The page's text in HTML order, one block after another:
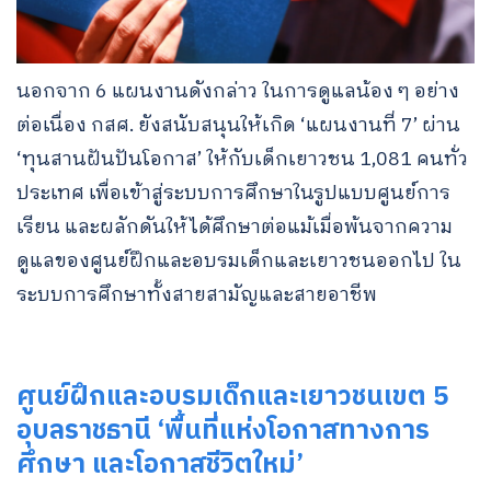
นอกจาก 6 แผนงานดังกล่าว ในการดูแลน้อง ๆ อย่าง
ต่อเนื่อง กสศ. ยังสนับสนุนให้เกิด ‘แผนงานที่ 7’ ผ่าน
‘ทุนสานฝันปันโอกาส’ ให้กับเด็กเยาวชน 1,081 คนทั่ว
ประเทศ เพื่อเข้าสู่ระบบการศึกษาในรูปแบบศูนย์การ
เรียน และผลักดันให้ได้ศึกษาต่อแม้เมื่อพ้นจากความ
ดูแลของศูนย์ฝึกและอบรมเด็กและเยาวชนออกไป ใน
ระบบการศึกษาทั้งสายสามัญและสายอาชีพ
ศูนย์ฝึกและอบรมเด็กและเยาวชนเขต 5
อุบลราชธานี ‘พื้นที่แห่งโอกาสทางการ
ศึกษา และโอกาสชีวิตใหม่’